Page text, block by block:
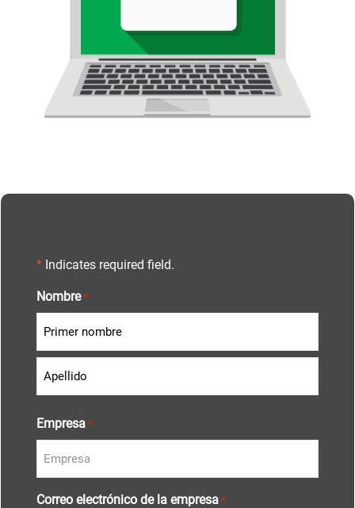
* Indicates required field.
Nombre *
Empresa *
Correo electrónico de la empresa *